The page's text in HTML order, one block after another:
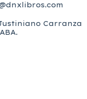
Carranza